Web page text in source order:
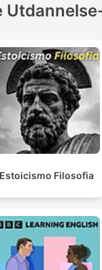
Estoicismo Filosofia